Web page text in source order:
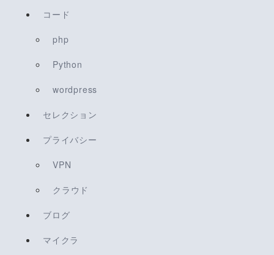
コード
php
Python
wordpress
セレクション
プライバシー
VPN
クラウド
ブログ
マイクラ